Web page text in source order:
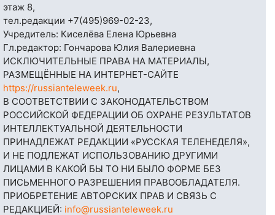
этаж 8,
тел.редакции +7(495)969-02-23,
Учредитель: Киселёва Елена Юрьевна
Гл.редактор: Гончарова Юлия Валериевна
ИСКЛЮЧИТЕЛЬНЫЕ ПРАВА НА МАТЕРИАЛЫ,
РАЗМЕЩЁННЫЕ НА ИНТЕРНЕТ-САЙТЕ
https://russianteleweek.ru,
В СООТВЕТСТВИИ С ЗАКОНОДАТЕЛЬСТВОМ
РОССИЙСКОЙ ФЕДЕРАЦИИ ОБ ОХРАНЕ РЕЗУЛЬТАТОВ
ИНТЕЛЛЕКТУАЛЬНОЙ ДЕЯТЕЛЬНОСТИ
ПРИНАДЛЕЖАТ РЕДАКЦИИ «РУССКАЯ ТЕЛЕНЕДЕЛЯ»,
И НЕ ПОДЛЕЖАТ ИСПОЛЬЗОВАНИЮ ДРУГИМИ
ЛИЦАМИ В КАКОЙ БЫ ТО НИ БЫЛО ФОРМЕ БЕЗ
ПИСЬМЕННОГО РАЗРЕШЕНИЯ ПРАВООБЛАДАТЕЛЯ.
ПРИОБРЕТЕНИЕ АВТОРСКИХ ПРАВ И СВЯЗЬ С
РЕДАКЦИЕЙ: info@russianteleweek.ru